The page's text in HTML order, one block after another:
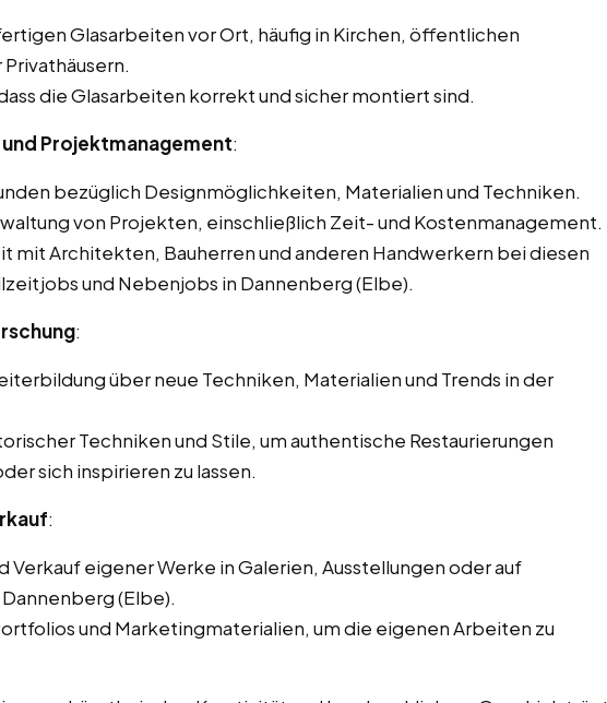
Glasarbeiten vor Ort, häufig in Kirchen, öffentlichen
die Glasarbeiten korrekt und sicher montiert sind.
Projektmanagement:
bezüglich Designmöglichkeiten, Materialien und Techniken.
von Projekten, einschließlich Zeit- und Kostenmanagement.
mit Architekten, Bauherren und anderen Handwerkern bei diesen
und Nebenjobs in Dannenberg (Elbe).
:
über neue Techniken, Materialien und Trends in der
Techniken und Stile, um authentische Restaurierungen
sich inspirieren zu lassen.
:
Verkauf eigener Werke in Galerien, Ausstellungen oder auf
(Elbe).
und Marketingmaterialien, um die eigenen Arbeiten zu